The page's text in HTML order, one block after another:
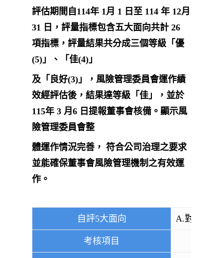
評估期間自114年 1月 1 日至 114 年 12月
31 日，評量指標包含五大面向共計 26
項指標，評量結果共分成三個等級「優
(5)」、「佳(4)」
及「良好(3)」，風險管理委員會運作績
效經評估後，結果達等級「佳」，並於
115年 3 月6 日提報董事會核備。顯示風
險管理委員會整
體運作情況完善， 符合公司治理之要求
並能確保董事會風險管理機制之有效運
作。
自評5大面向 A.對本公司
考核項目